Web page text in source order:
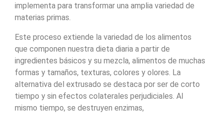
implementa para transformar una amplia variedad de
materias primas.
Este proceso extiende la variedad de los alimentos
que componen nuestra dieta diaria a partir de
ingredientes básicos y su mezcla, alimentos de muchas
formas y tamaños, texturas, colores y olores. La
alternativa del extrusado se destaca por ser de corto
tiempo y sin efectos colaterales perjudiciales. Al
mismo tiempo, se destruyen enzimas,